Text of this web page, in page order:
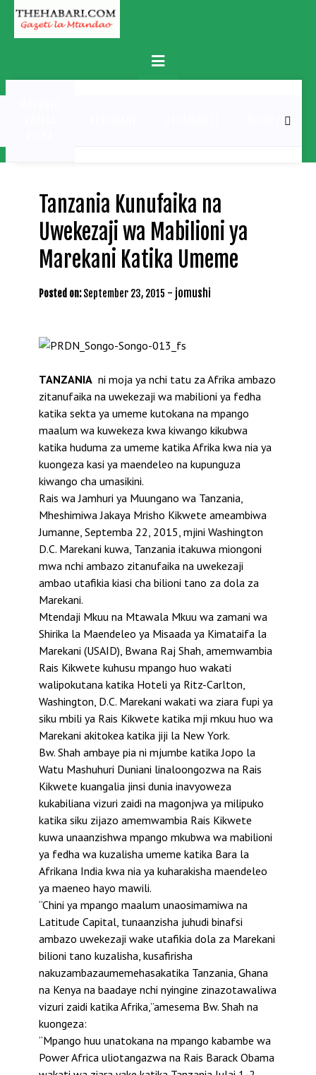
Skip
content
Primary
Menu
MICHEZO
Tanzania Kunufaika na
Uwekezaji wa Mabilioni ya
Marekani Katika Umeme
Posted on: September 23, 2015 - jomushi
TANZANIA ni moja ya nchi tatu za Afrika ambazo
zitanufaika na uwekezaji wa mabilioni ya fedha
katika sekta ya umeme kutokana na mpango
maalum wa kuwekeza kwa kiwango kikubwa
katika huduma za umeme katika Afrika kwa nia ya
kuongeza kasi ya maendeleo na kupunguza
kiwango cha umasikini.
Rais wa Jamhuri ya Muungano wa Tanzania,
Mheshimiwa Jakaya Mrisho Kikwete ameambiwa
Jumanne, Septemba 22, 2015, mjini Washington
D.C. Marekani kuwa, Tanzania itakuwa miongoni
mwa nchi ambazo zitanufaika na uwekezaji
ambao utafikia kiasi cha bilioni tano za dola za
Marekani.
Mtendaji Mkuu na Mtawala Mkuu wa zamani wa
Shirika la Maendeleo ya Misaada ya Kimataifa la
Marekani (USAID), Bwana Raj Shah, amemwambia
Rais Kikwete kuhusu mpango huo wakati
walipokutana katika Hoteli ya Ritz-Carlton,
Washington, D.C. Marekani wakati wa ziara fupi ya
siku mbili ya Rais Kikwete katika mji mkuu huo wa
Marekani akitokea katika jiji la New York.
Bw. Shah ambaye pia ni mjumbe katika Jopo la
Watu Mashuhuri Duniani linaloongozwa na Rais
Kikwete kuangalia jinsi dunia inavyoweza
kukabiliana vizuri zaidi na magonjwa ya milipuko
katika siku zijazo amemwambia Rais Kikwete
kuwa unaanzishwa mpango mkubwa wa mabilioni
ya fedha wa kuzalisha umeme katika Bara la
Afrikana India kwa nia ya kuharakisha maendeleo
ya maeneo hayo mawili.
“Chini ya mpango maalum unaosimamiwa na
Latitude Capital, tunaanzisha juhudi binafsi
ambazo uwekezaji wake utafikia dola za Marekani
bilioni tano kuzalisha, kusafirisha
nakuzambazaumemehasakatika Tanzania, Ghana
na Kenya na baadaye nchi nyingine zinazotawaliwa
vizuri zaidi katika Afrika,”amesema Bw. Shah na
kuongeza:
“Mpango huu unatokana na mpango kabambe wa
Power Africa uliotangazwa na Rais Barack Obama